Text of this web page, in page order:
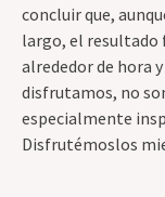
concluir que,
largo, el resultado
alrededor de hora
disfrutamos, no
especialmente
Disfrutémoslos